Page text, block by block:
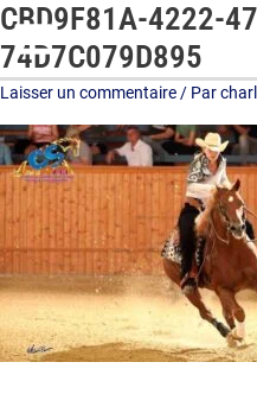
Aller
au
contenu
CBD9F81A-4222-
74D7C079D895
Laisser un commentaire/ Par